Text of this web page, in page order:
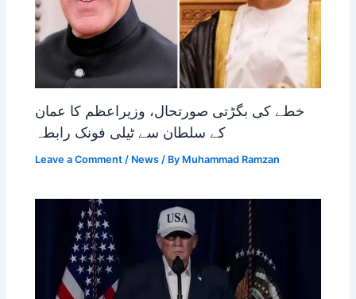
خطے کی بگڑتی صورتحال، وزیراعظم کا عمان
کے سلطان سے ٹیلی فونک رابطہ
Leave a Comment / News / By Muhammad Ramzan